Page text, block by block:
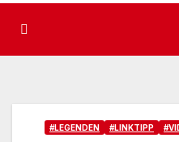
#LEGENDEN #LINKTIPP